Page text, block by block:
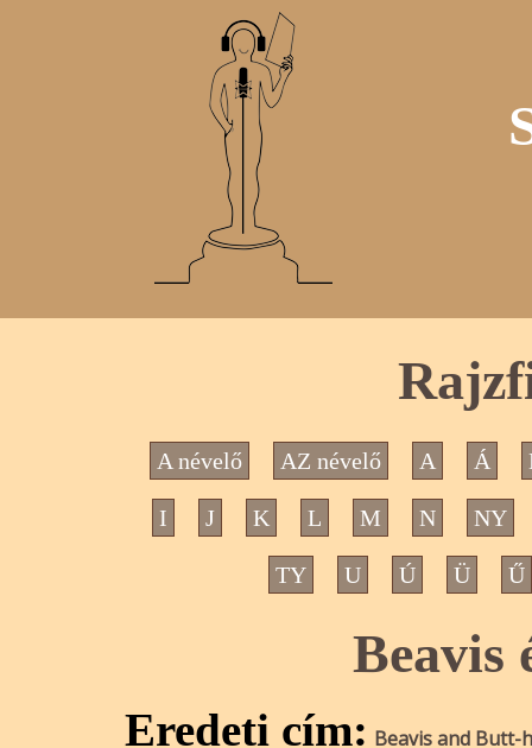
A névelő AZ névelő A Á
I J K L M N NY
TY U Ú Ü Ű
Beavis
Eredeti cím: Beavis and Butt-